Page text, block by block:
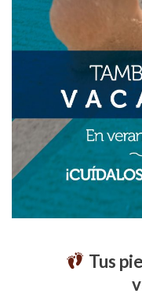
Tus